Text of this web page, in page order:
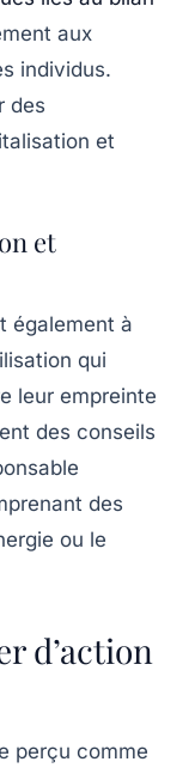
aux
individus.
des
et
et
également à
qui
leur empreinte
des conseils
des
ou le
d’action
perçu comme